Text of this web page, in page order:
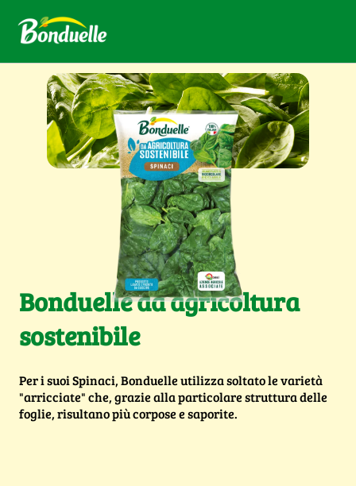
Bonduelle da agricoltura
sostenibile
Per i suoi Spinaci, Bonduelle utilizza soltato le varietà
"arricciate" che, grazie alla particolare struttura delle
foglie, risultano più corpose e saporite.